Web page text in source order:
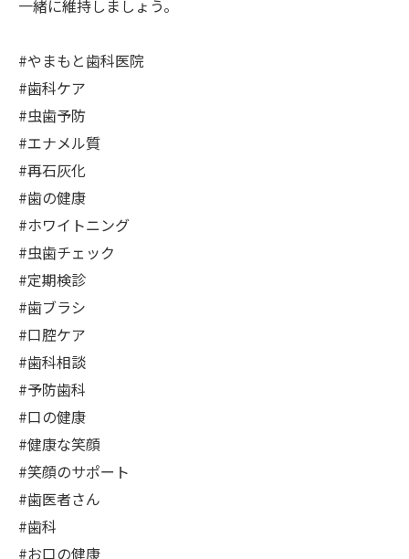
一緒に維持しましょう。
#やまもと歯科医院
#歯科ケア
#虫歯予防
#エナメル質
#再石灰化
#歯の健康
#ホワイトニング
#虫歯チェック
#定期検診
#歯ブラシ
#口腔ケア
#歯科相談
#予防歯科
#口の健康
#健康な笑顔
#笑顔のサポート
#歯医者さん
#歯科
#お口の健康